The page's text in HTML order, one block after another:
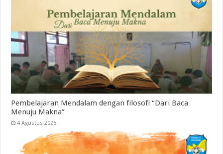
Pembelajaran Mendalam dengan filosofi “Dari Baca
Menuju Makna”
4 Agustus 2026